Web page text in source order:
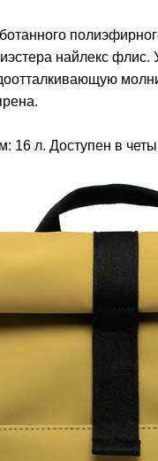
найлекс
16 л. Доступен в